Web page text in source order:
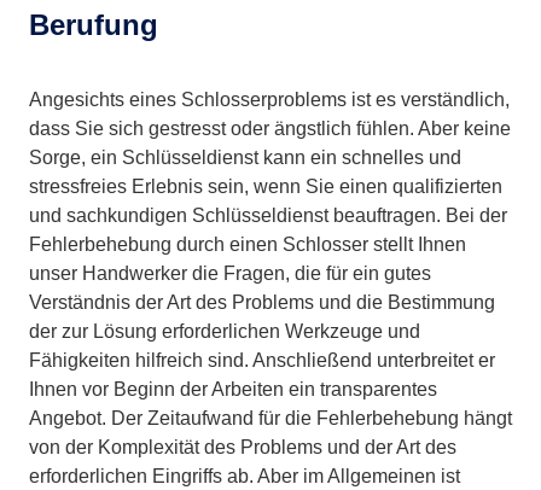
Berufung
Angesichts eines Schlosserproblems ist es verständlich,
dass Sie sich gestresst oder ängstlich fühlen. Aber keine
Sorge, ein Schlüsseldienst kann ein schnelles und
stressfreies Erlebnis sein, wenn Sie einen qualifizierten
und sachkundigen Schlüsseldienst beauftragen. Bei der
Fehlerbehebung durch einen Schlosser stellt Ihnen
unser Handwerker die Fragen, die für ein gutes
Verständnis der Art des Problems und die Bestimmung
der zur Lösung erforderlichen Werkzeuge und
Fähigkeiten hilfreich sind. Anschließend unterbreitet er
Ihnen vor Beginn der Arbeiten ein transparentes
Angebot. Der Zeitaufwand für die Fehlerbehebung hängt
von der Komplexität des Problems und der Art des
erforderlichen Eingriffs ab. Aber im Allgemeinen ist